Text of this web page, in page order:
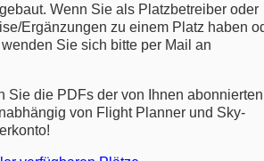
Wenn Sie als Platzbetreiber oder
Ergänzungen zu einem Platz haben
Sie sich bitte per Mail an
Sie die PDFs der von Ihnen abonnierten
von Flight Planner und Sky-